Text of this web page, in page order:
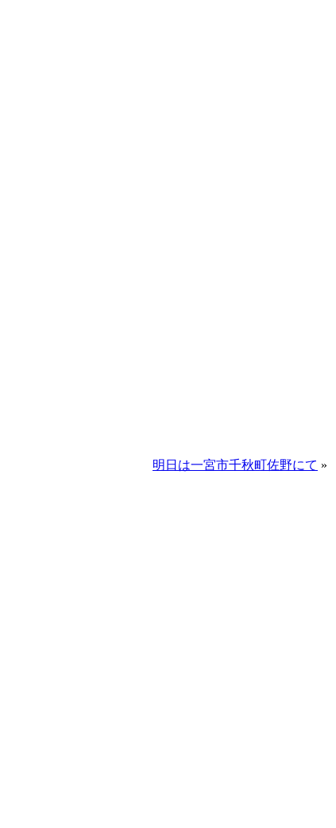
明日は一宮市千秋町佐野にて »